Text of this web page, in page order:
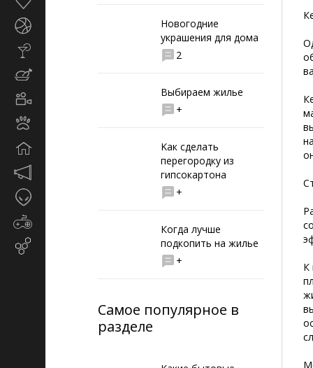
Новогодние
украшения для дома
2
Выбираем жилье
+
Kак сделать
перегородку из
гипсокартона
+
Когда лучше
подкопить на жилье
+
Самое популярное в
разделе
К